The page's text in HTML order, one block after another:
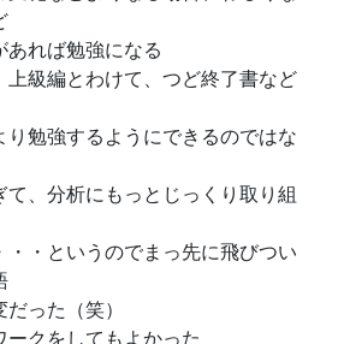
れば勉強になる
上級編とわけて、つど終了書など
勉強するようにできるのではな
て、分析にもっとじっくり取り組
・・というのでまっ先に飛びつい
った（笑）
ークをしてもよかった